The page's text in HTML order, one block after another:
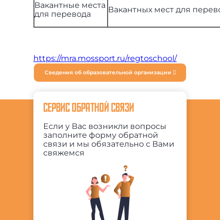
Вакантные места
для перевода
Вакантных мест для
https://mra.mossport.ru/regtoschool/
Сведения об образовательной организации
СЕРВИС ОБРАТНОЙ СВЯЗИ
Если у Вас возникли вопросы
заполните форму обратной
связи и мы обязательно с Вами
свяжемся